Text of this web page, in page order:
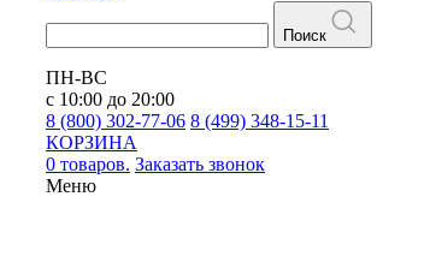
Поиск
ПН-ВС
с 10:00 до 20:00
8 (800) 302-77-06 8 (499) 348-15-11
КОРЗИНА
0 товаров. Заказать звонок
Меню